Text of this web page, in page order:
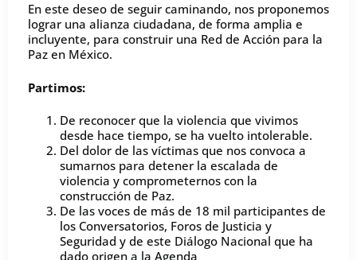
En este deseo de seguir caminando, nos proponemos
lograr una alianza ciudadana, de forma amplia e
incluyente, para construir una Red de Acción para la
Paz en México.
Partimos:
De reconocer que la violencia que vivimos
desde hace tiempo, se ha vuelto intolerable.
Del dolor de las víctimas que nos convoca a
sumarnos para detener la escalada de
violencia y comprometernos con la
construcción de Paz.
De las voces de más de 18 mil participantes de
los Conversatorios, Foros de Justicia y
Seguridad y de este Diálogo Nacional que ha
dado origen a la Agenda